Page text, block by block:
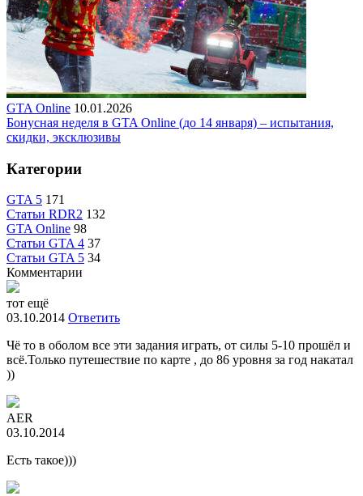
GTA Online 10.01.2026
Бонусная неделя в GTA Online (до 14 января) – испытания,
скидки, эксклюзивы
Категории
GTA 5 171
Статьи RDR2 132
GTA Online 98
Статьи GTA 4 37
Статьи GTA 5 34
Комментарии
тот ещё
03.10.2014 Ответить
Чё то в оболом все эти задания играть, от силы 5-10 прошёл и
всё.Только путешествие по карте , до 86 уровня за год накатал
))
AER
03.10.2014
Есть такое)))